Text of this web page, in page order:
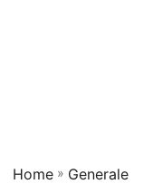
Home » Generale